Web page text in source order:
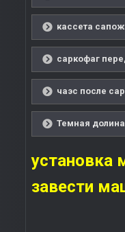
кассета
саркофаг
чаэс после
Темная
установка
завести